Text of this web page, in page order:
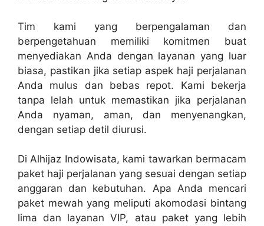
Tim kami yang berpengalaman dan
berpengetahuan memiliki komitmen buat
menyediakan Anda dengan layanan yang luar
biasa, pastikan jika setiap aspek haji perjalanan
Anda mulus dan bebas repot. Kami bekerja
tanpa lelah untuk memastikan jika perjalanan
Anda nyaman, aman, dan menyenangkan,
dengan setiap detil diurusi.
Di Alhijaz Indowisata, kami tawarkan bermacam
paket haji perjalanan yang sesuai dengan setiap
anggaran dan kebutuhan. Apa Anda mencari
paket mewah yang meliputi akomodasi bintang
lima dan layanan VIP, atau paket yang lebih